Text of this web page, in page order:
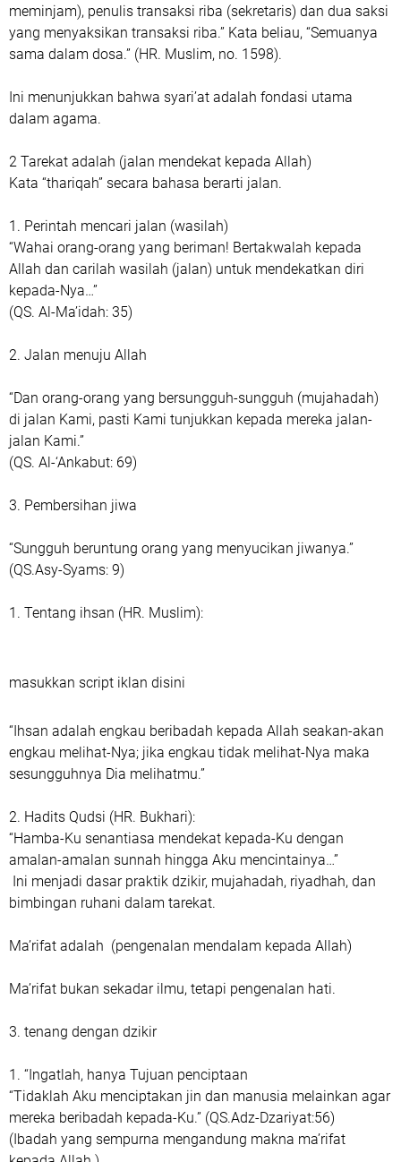
meminjam), penulis transaksi riba (sekretaris) dan dua saksi
yang menyaksikan transaksi riba.” Kata beliau, “Semuanya
sama dalam dosa.” (HR. Muslim, no. 1598).
‎Ini menunjukkan bahwa syari’at adalah fondasi utama
dalam agama.
‎2 Tarekat adalah (jalan mendekat kepada Allah)
‎Kata “thariqah” secara bahasa berarti jalan.
‎1. Perintah mencari jalan (wasilah)
‎“Wahai orang-orang yang beriman! Bertakwalah kepada
Allah dan carilah wasilah (jalan) untuk mendekatkan diri
kepada-Nya…”
‎(QS. Al-Ma’idah: 35)
‎2. Jalan menuju Allah
‎“Dan orang-orang yang bersungguh-sungguh (mujahadah)
di jalan Kami, pasti Kami tunjukkan kepada mereka jalan-
jalan Kami.”
‎(QS. Al-‘Ankabut: 69)
‎3. Pembersihan jiwa
‎“Sungguh beruntung orang yang menyucikan jiwanya.”
‎(QS.Asy-Syams: 9)
‎1. Tentang ihsan (HR. Muslim):
masukkan script iklan disini
‎“Ihsan adalah engkau beribadah kepada Allah seakan-akan
engkau melihat-Nya; jika engkau tidak melihat-Nya maka
sesungguhnya Dia melihatmu.”
‎2. Hadits Qudsi (HR. Bukhari):
‎“Hamba-Ku senantiasa mendekat kepada-Ku dengan
amalan-amalan sunnah hingga Aku mencintainya…”
‎ Ini menjadi dasar praktik dzikir, mujahadah, riyadhah, dan
bimbingan ruhani dalam tarekat.
‎Ma’rifat adalah (pengenalan mendalam kepada Allah)
‎Ma’rifat bukan sekadar ilmu, tetapi pengenalan hati.
‎3. tenang dengan dzikir
‎1. “Ingatlah, hanya Tujuan penciptaan
‎“Tidaklah Aku menciptakan jin dan manusia melainkan agar
mereka beribadah kepada-Ku.” (QS.Adz-Dzariyat:56)
‎(Ibadah yang sempurna mengandung makna ma’rifat